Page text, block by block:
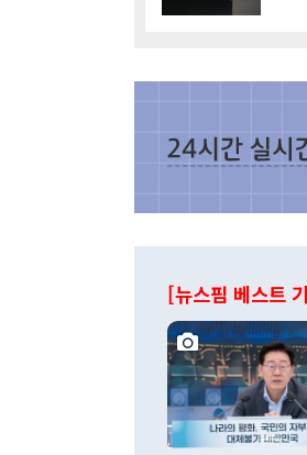
[뉴스핌 베스트